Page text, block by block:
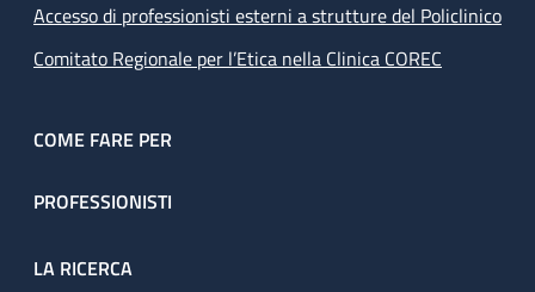
Accesso di professionisti esterni a strutture del Policlinico
Comitato Regionale per l’Etica nella Clinica COREC
COME FARE PER
PROFESSIONISTI
LA RICERCA